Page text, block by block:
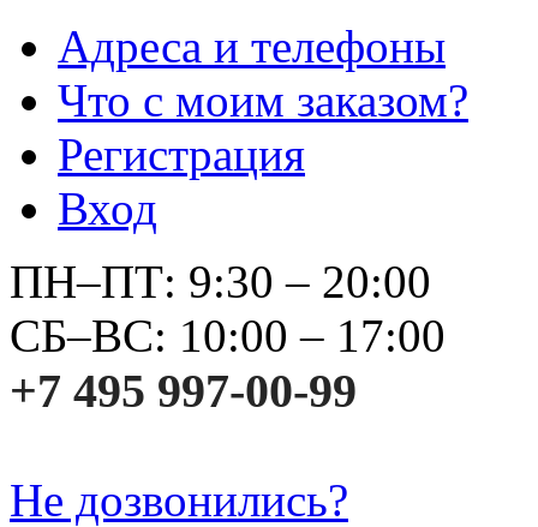
Адреса и телефоны
Что с моим заказом?
Регистрация
Вход
ПН–ПТ: 9:30 – 20:00
СБ–ВС: 10:00 – 17:00
+7 495 997-00-99
Не дозвонились?